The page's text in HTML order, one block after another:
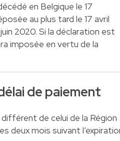
en Belgique le 17
au plus tard le 17 avril
2020. Si la déclaration est
imposée en vertu de la
de paiement
de celui de la Région
deux mois suivant